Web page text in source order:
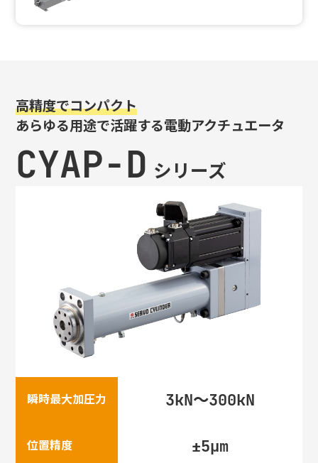
高精度でコンパクト
あらゆる用途で活躍する電動アクチュエータ
CYAP-D シリーズ
瞬時最大加圧力 3kN～300kN
位置精度 ±5µm